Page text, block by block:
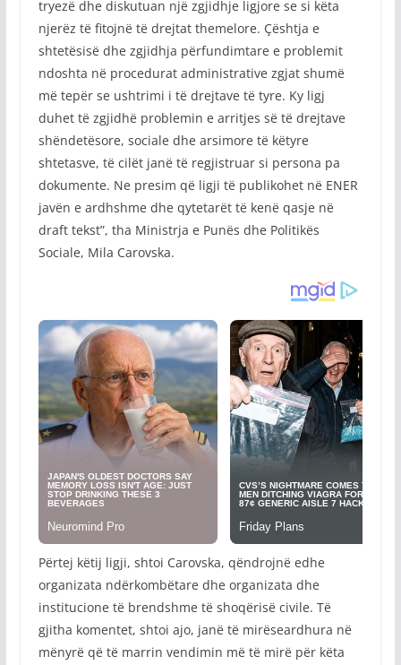
tryezë dhe diskutuan një zgjidhje ligjore se si këta
njerëz të fitojnë të drejtat themelore. Çështja e
shtetësisë dhe zgjidhja përfundimtare e problemit
ndoshta në procedurat administrative zgjat shumë
më tepër se ushtrimi i të drejtave të tyre. Ky ligj
duhet të zgjidhë problemin e arritjes së të drejtave
shëndetësore, sociale dhe arsimore të këtyre
shtetasve, të cilët janë të regjistruar si persona pa
dokumente. Ne presim që ligji të publikohet në ENER
javën e ardhshme dhe qytetarët të kenë qasje në
draft tekst”, tha Ministrja e Punës dhe Politikës
Sociale, Mila Carovska.
Përtej këtij ligji, shtoi Carovska, qëndrojnë edhe
organizata ndërkombëtare dhe organizata dhe
institucione të brendshme të shoqërisë civile. Të
gjitha komentet, shtoi ajo, janë të mirëseardhura në
mënyrë që të marrin vendimin më të mirë për këta